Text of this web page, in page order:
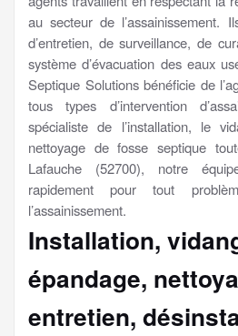
au secteur de l’assainissement.
d’entretien, de surveillance, de
système d’évacuation des eaux
Septique Solutions bénéficie de
tous types d’intervention
spécialiste de l’installation, le
nettoyage de fosse septique
Lafauche (52700), notre
rapidement pour tout
l’assainissement.
Installation,
épandage,
entretien,